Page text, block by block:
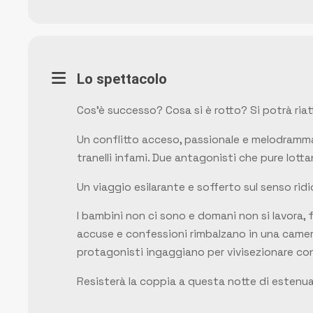
Lo spettacolo
Cos’è successo? Cosa si è rotto? Si potrà
Un conflitto acceso, passionale e
tranelli infami. Due antagonisti che pure
Un viaggio esilarante e sofferto sul senso
I bambini non ci sono e domani non si
accuse e confessioni rimbalzano in una
protagonisti ingaggiano per vivisezionare
Resisterà la coppia a questa notte di